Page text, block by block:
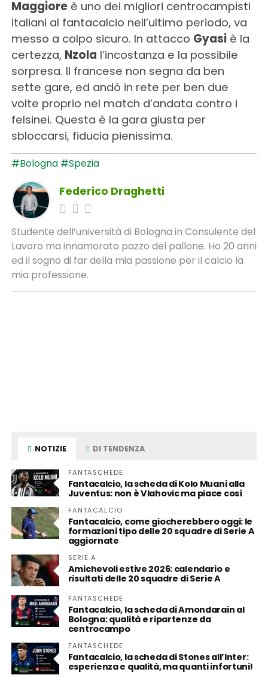
Maggioreè uno dei migliori centrocampisti
italiani al fantacalcio nell’ultimo periodo, va
messo a colpo sicuro. In attacco Gyasiè la
certezza, Nzola l’incostanza e la possibile
sorpresa. Il francese non segna da ben
sette gare, ed andò in rete per ben due
volte proprio nel match d’andata contro i
felsinei. Questa è la gara giusta per
sbloccarsi, fiducia pienissima.
#Bologna #Spezia
Federico Draghetti
Studente dell’università di Bologna in Consulente del
Lavoro ma innamorato pazzo del pallone. Ho 20 anni
ed il sogno di far della mia passione per il calcio la
mia professione.
NOTIZIE DI TENDENZA
FANTASCHEDE
Fantacalcio, la scheda di Kolo Muani alla
Juventus: non è Vlahovic ma piace così
FANTACALCIO
Fantacalcio, come giocherebbero oggi: le
formazioni tipo delle 20 squadre di Serie A
aggiornate
SERIE A
Amichevoli estive 2026: calendario e
risultati delle 20 squadre di Serie A
FANTASCHEDE
Fantacalcio, la scheda di Amondarain al
Bologna: qualità e ripartenze da
centrocampo
FANTASCHEDE
Fantacalcio, la scheda di Stones all’Inter:
esperienza e qualità, ma quanti infortuni!